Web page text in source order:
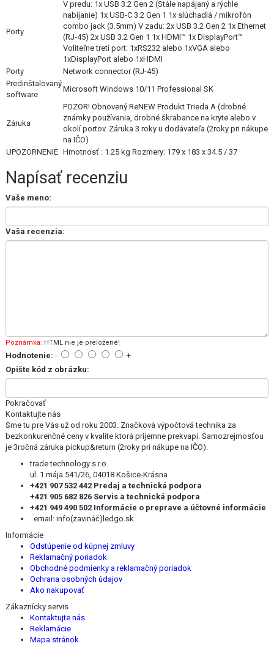
Porty
V predu: 1x USB 3.2 Gen 2 (Stále napájaný a rýchle
nabíjanie) 1x USB-C 3.2 Gen 1 1x slúchadlá / mikrofón
combo jack (3.5mm) V zadu: 2x USB 3.2 Gen 2 1x Ethernet
(RJ-45) 2x USB 3.2 Gen 1 1x HDMI™ 1x DisplayPort™
Voliteľne tretí port: 1xRS232 alebo 1xVGA alebo
1xDisplayPort alebo 1xHDMI
Porty
Network connector (RJ-45)
Predinštalovaný
software
Microsoft Windows 10/11 Professional SK
Záruka
POZOR! Obnovený ReNEW Produkt Trieda A (drobné
známky používania, drobné škrabance na kryte alebo v
okolí portov. Záruka 3 roky u dodávateľa (2roky pri nákupe
na IČO)
UPOZORNENIE Hmotnosť : 1.25 kg Rozmery: 179 x 183 x 34.5 / 37
Napísať recenziu
Vaše meno:
Vaša recenzia:
Poznámka: HTML nie je preložené!
Hodnotenie: -
+
Opište kód z obrázku:
Pokračovať
Kontaktujte nás
Sme tu pre Vás už od roku 2003. Značková výpočtová technika za
bezkonkurenčné ceny v kvalite ktorá príjemne prekvapí. Samozrejmosťou
je 3ročná záruka pickup&return (2roky pri nákupe na IČO).
trade technology s.r.o.
ul. 1.mája 541/26, 04018 Košice-Krásna
+421 907 532 442 Predaj a technická podpora
+421 905 682 826 Servis a technická podpora
+421 949 490 502 Informácie o preprave a účtovné informácie
email: info(zavináč)ledgo.sk
Informácie
Odstúpenie od kúpnej zmluvy
Reklamačný poriadok
Obchodné podmienky a reklamačný poriadok
Ochrana osobných údajov
Ako nakupovať
Zákaznícky servis
Kontaktujte nás
Reklamácie
Mapa stránok